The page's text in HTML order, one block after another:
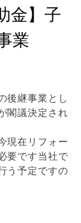
金】子
業
後継事業とし
閣議決定され
現在リフォー
要です当社で
う予定ですの